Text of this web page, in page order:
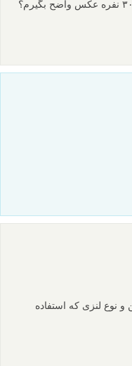
نوع لنزی که استفاده